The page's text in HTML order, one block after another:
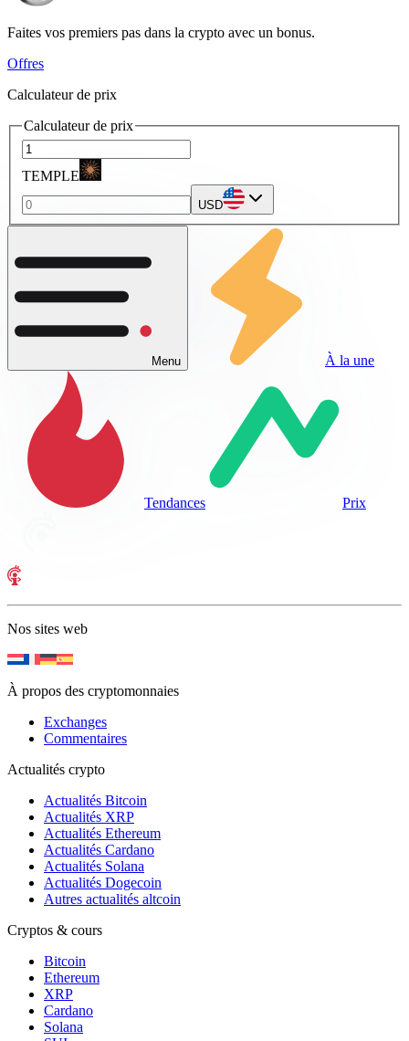
Faites vos premiers pas dans la crypto avec un bonus.
Offres
Calculateur de prix
Calculateur de prix
TEMPLE
USD
Menu À la une
Tendances Prix
Nos sites web
À propos des cryptomonnaies
Exchanges
Commentaires
Actualités crypto
Actualités Bitcoin
Actualités XRP
Actualités Ethereum
Actualités Cardano
Actualités Solana
Actualités Dogecoin
Autres actualités altcoin
Cryptos & cours
Bitcoin
Ethereum
XRP
Cardano
Solana